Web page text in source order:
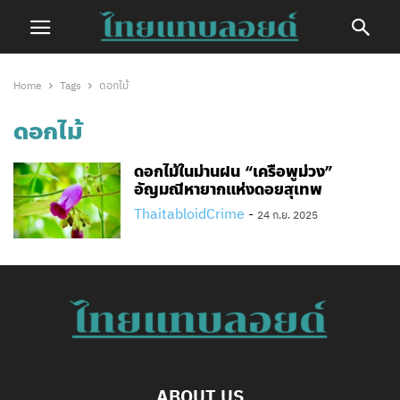
Home Tags ดอกไม้
ดอกไม้
ดอกไม้ในม่านฝน “เครือพูม่วง”
อัญมณีหายากแห่งดอยสุเทพ
ThaitabloidCrime - 24 ก.ย. 2025